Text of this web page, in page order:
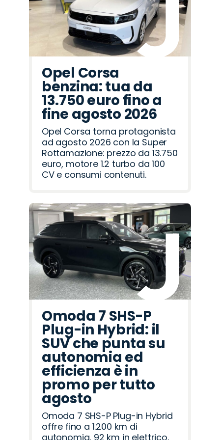
Opel Corsa
benzina: tua da
13.750 euro fino a
fine agosto 2026
Opel Corsa torna protagonista
ad agosto 2026 con la Super
Rottamazione: prezzo da 13.750
euro, motore 1.2 turbo da 100
CV e consumi contenuti.
Omoda 7 SHS-P
Plug-in Hybrid: il
SUV che punta su
autonomia ed
efficienza è in
promo per tutto
agosto
Omoda 7 SHS-P Plug-in Hybrid
offre fino a 1.200 km di
autonomia, 92 km in elettrico,